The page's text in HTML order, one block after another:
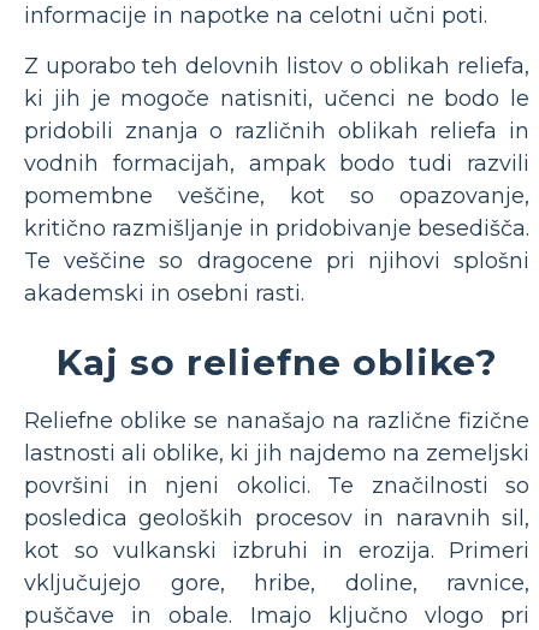
informacije in napotke na celotni učni poti.
Z uporabo teh delovnih listov o oblikah reliefa,
ki jih je mogoče natisniti, učenci ne bodo le
pridobili znanja o različnih oblikah reliefa in
vodnih formacijah, ampak bodo tudi razvili
pomembne veščine, kot so opazovanje,
kritično razmišljanje in pridobivanje besedišča.
Te veščine so dragocene pri njihovi splošni
akademski in osebni rasti.
Kaj so reliefne oblike?
Reliefne oblike se nanašajo na različne fizične
lastnosti ali oblike, ki jih najdemo na zemeljski
površini in njeni okolici. Te značilnosti so
posledica geoloških procesov in naravnih sil,
kot so vulkanski izbruhi in erozija. Primeri
vključujejo gore, hribe, doline, ravnice,
puščave in obale. Imajo ključno vlogo pri